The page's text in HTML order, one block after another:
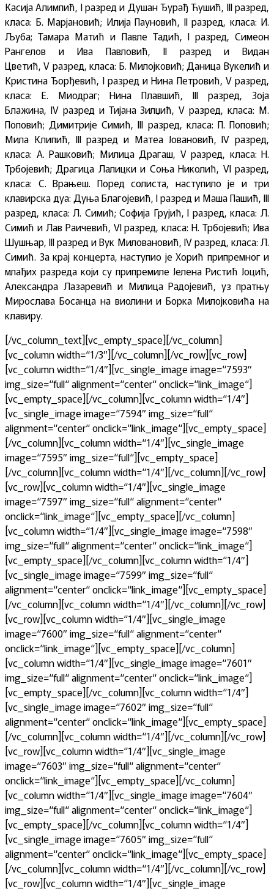
Касија Алимпић, Iразред и Душан Ђурађ Ћушић, IIIразред,
класа: Б. Марјановић; Илија Пауновић, IIразред, класа: И.
Љуба; Тамара Матић и Павле Тадић, Iразред, Симеон
Рангелов и Ива Павловић, IIразред и Видан
Цветић,V разред, класа: Б. Милојковић; Даница Вукелић и
Кристина Ђорђевић, Iразред и Нина Петровић, Vразред,
класа: Е. Миодраг; Нина Плавшић, III разред, Зоја
Блажина, IVразред и Тијана Зилџић,V разред, класа: М.
Поповић; Димитрије Симић,III разред, класа: П. Поповић;
Мила Клипић, IIIразред и Матеа Јовановић,IV разред,
класа: А. Рашковић; Милица Драгаш, Vразред, класа: Н.
Трбојевић; Драгица Лалицки и Соња Николић, VIразред,
класа: С. Врањеш. Поред солиста, наступило је и три
клавирска дуа: ДуњаБлагојевић, I разред и Маша Пашић, III
разред, класа: Л. Симић; Софија Грујић, I разред, класа: Л.
Симић и Лав Раичевић, VI разред, класа: Н. Трбојевић; Ива
Шушњар, III разред и Вук Миловановић, IV разред, класа: Л.
Симић. За крај концерта, наступио је Хорић припремног и
млађих разреда који су припремиле Јелена Ристић Јоцић,
Александра Лазаревић и Милица Радојевић, уз пратњу
Мирослава Босанца на виолини и Борка Милојковића на
клавиру.
[/vc_column_text][vc_empty_space][/vc_column]
[vc_column width=“1/3″][/vc_column][/vc_row][vc_row]
[vc_column width=“1/4″][vc_single_image image=“7593″
img_size=“full“ alignment=“center“ onclick=“link_image“]
[vc_empty_space][/vc_column][vc_column width=“1/4″]
[vc_single_image image=“7594″ img_size=“full“
alignment=“center“ onclick=“link_image“][vc_empty_space]
[/vc_column][vc_column width=“1/4″][vc_single_image
image=“7595″ img_size=“full“][vc_empty_space]
[/vc_column][vc_column width=“1/4″][/vc_column][/vc_row]
[vc_row][vc_column width=“1/4″][vc_single_image
image=“7597″ img_size=“full“ alignment=“center“
onclick=“link_image“][vc_empty_space][/vc_column]
[vc_column width=“1/4″][vc_single_image image=“7598″
img_size=“full“ alignment=“center“ onclick=“link_image“]
[vc_empty_space][/vc_column][vc_column width=“1/4″]
[vc_single_image image=“7599″ img_size=“full“
alignment=“center“ onclick=“link_image“][vc_empty_space]
[/vc_column][vc_column width=“1/4″][/vc_column][/vc_row]
[vc_row][vc_column width=“1/4″][vc_single_image
image=“7600″ img_size=“full“ alignment=“center“
onclick=“link_image“][vc_empty_space][/vc_column]
[vc_column width=“1/4″][vc_single_image image=“7601″
img_size=“full“ alignment=“center“ onclick=“link_image“]
[vc_empty_space][/vc_column][vc_column width=“1/4″]
[vc_single_image image=“7602″ img_size=“full“
alignment=“center“ onclick=“link_image“][vc_empty_space]
[/vc_column][vc_column width=“1/4″][/vc_column][/vc_row]
[vc_row][vc_column width=“1/4″][vc_single_image
image=“7603″ img_size=“full“ alignment=“center“
onclick=“link_image“][vc_empty_space][/vc_column]
[vc_column width=“1/4″][vc_single_image image=“7604″
img_size=“full“ alignment=“center“ onclick=“link_image“]
[vc_empty_space][/vc_column][vc_column width=“1/4″]
[vc_single_image image=“7605″ img_size=“full“
alignment=“center“ onclick=“link_image“][vc_empty_space]
[/vc_column][vc_column width=“1/4″][/vc_column][/vc_row]
[vc_row][vc_column width=“1/4″][vc_single_image